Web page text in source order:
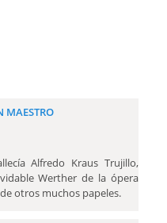
MAESTRO
Alfredo Kraus Trujillo,
Werther de la ópera
otros muchos papeles.